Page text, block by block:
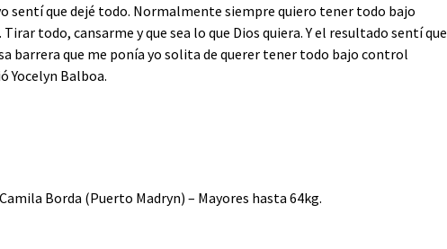
sentí que dejé todo. Normalmente siempre quiero tener todo bajo
todo, cansarme y que sea lo que Dios quiera. Y el resultado sentí que
barrera que me ponía yo solita de querer tener todo bajo control
Yocelyn Balboa.
Borda (Puerto Madryn) – Mayores hasta 64kg.